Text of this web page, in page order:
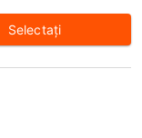
Selectaţi